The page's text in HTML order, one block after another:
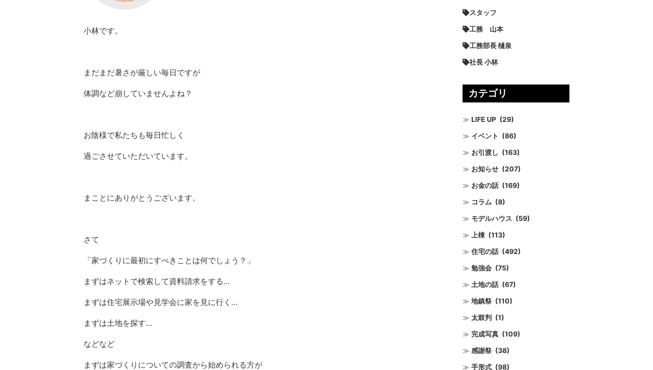
小林です。
まだまだ暑さが厳しい毎日ですが
体調など崩していませんよね？
お陰様で私たちも毎日忙しく
過ごさせていただいています。
まことにありがとうございます。
さて
「家づくりに最初にすべきことは何でしょう？」
まずはネットで検索して資料請求をする…
まずは住宅展示場や見学会に家を見に行く…
まずは土地を探す…
などなど
まずは家づくりについての調査から始められる方が
スタッフ
工務 山本
工務部長 樋泉
社長 小林
カテゴリ
LIFE UP (29)
イベント (86)
お引渡し (163)
お知らせ (207)
お金の話 (169)
コラム (8)
モデルハウス (59)
上棟 (113)
住宅の話 (492)
勉強会 (75)
土地の話 (67)
地鎮祭 (110)
太鼓判 (1)
完成写真 (109)
感謝祭 (38)
手形式 (98)